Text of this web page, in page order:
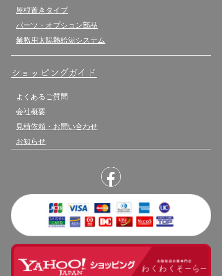
屋根置きタイプ
パーツ・オプション部品
業務用太陽熱給湯システム
ショッピングガイド
よくあるご質問
会社概要
見積依頼・お問い合わせ
お知らせ